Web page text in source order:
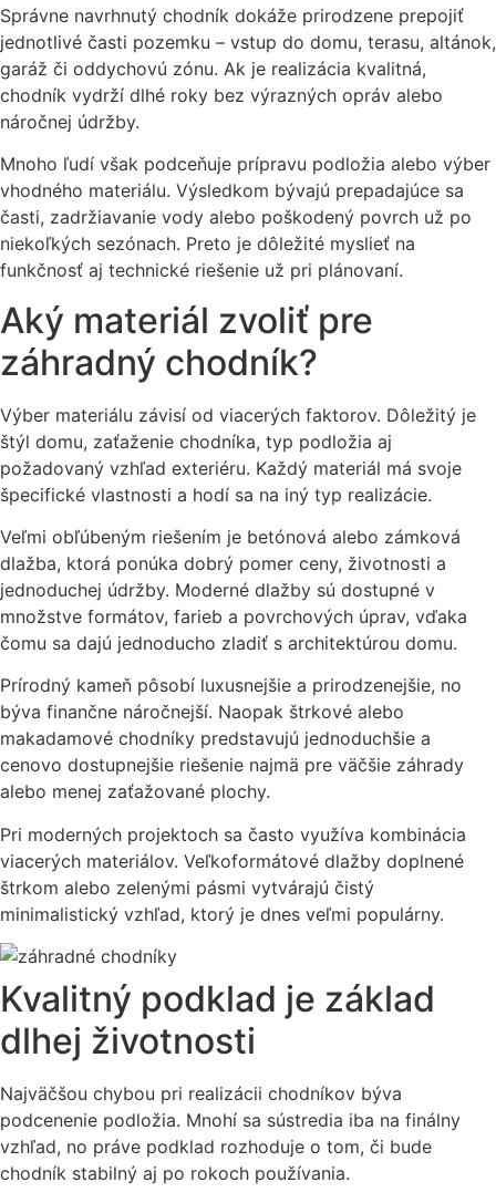
Správne navrhnutý chodník dokáže prirodzene prepojiť
jednotlivé časti pozemku – vstup do domu, terasu, altánok,
garáž či oddychovú zónu. Ak je realizácia kvalitná,
chodník vydrží dlhé roky bez výrazných opráv alebo
náročnej údržby.
Mnoho ľudí však podceňuje prípravu podložia alebo výber
vhodného materiálu. Výsledkom bývajú prepadajúce sa
časti, zadržiavanie vody alebo poškodený povrch už po
niekoľkých sezónach. Preto je dôležité myslieť na
funkčnosť aj technické riešenie už pri plánovaní.
Aký materiál zvoliť pre
záhradný chodník?
Výber materiálu závisí od viacerých faktorov. Dôležitý je
štýl domu, zaťaženie chodníka, typ podložia aj
požadovaný vzhľad exteriéru. Každý materiál má svoje
špecifické vlastnosti a hodí sa na iný typ realizácie.
Veľmi obľúbeným riešením je betónová alebo zámková
dlažba, ktorá ponúka dobrý pomer ceny, životnosti a
jednoduchej údržby. Moderné dlažby sú dostupné v
množstve formátov, farieb a povrchových úprav, vďaka
čomu sa dajú jednoducho zladiť s architektúrou domu.
Prírodný kameň pôsobí luxusnejšie a prirodzenejšie, no
býva finančne náročnejší. Naopak štrkové alebo
makadamové chodníky predstavujú jednoduchšie a
cenovo dostupnejšie riešenie najmä pre väčšie záhrady
alebo menej zaťažované plochy.
Pri moderných projektoch sa často využíva kombinácia
viacerých materiálov. Veľkoformátové dlažby doplnené
štrkom alebo zelenými pásmi vytvárajú čistý
minimalistický vzhľad, ktorý je dnes veľmi populárny.
Kvalitný podklad je základ
dlhej životnosti
Najväčšou chybou pri realizácii chodníkov býva
podcenenie podložia. Mnohí sa sústredia iba na finálny
vzhľad, no práve podklad rozhoduje o tom, či bude
chodník stabilný aj po rokoch používania.